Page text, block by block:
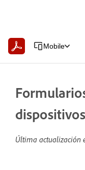
Mobile
Última actualización